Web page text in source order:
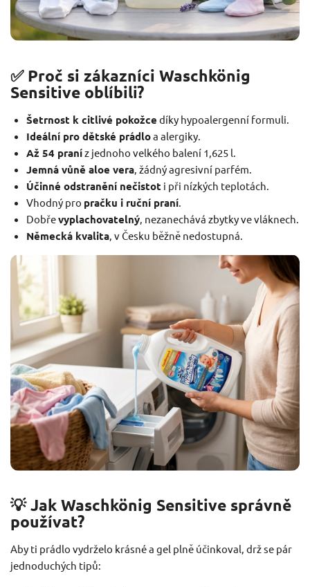
✅ Proč si zákazníci Waschkönig
Sensitive oblíbili?
Šetrnost k citlivé pokožce díky hypoalergenní formuli.
Ideální pro dětské prádloa alergiky.
Až 54 praníz jednoho velkého balení 1,625 l.
Jemná vůně aloe vera, žádný agresivní parfém.
Účinné odstranění nečistot i při nízkých teplotách.
Vhodný pro pračku i ruční praní.
Dobřevyplachovatelný, nezanechává zbytky ve vláknech.
Německá kvalita, v Česku běžně nedostupná.
💡 Jak Waschkönig Sensitive správně
používat?
Aby ti prádlo vydrželo krásné a gel plně účinkoval, drž se pár
jednoduchých tipů: